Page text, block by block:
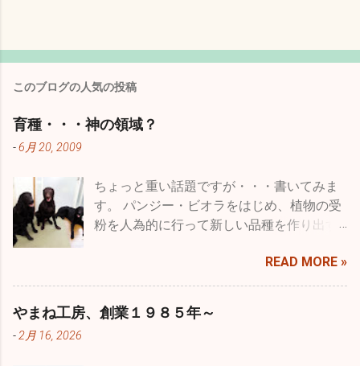
このブログの人気の投稿
育種・・・神の領域？
-6月 20, 2009
ちょっと重い話題ですが・・・書いてみま
す。 パンジー・ビオラをはじめ、植物の受
粉を人為的に行って新しい品種を作り出す
が、専門用語に育種という言葉がありま
す。 種を育てると書きますが、要は受粉を
した種を播いて結果を品種として固まるま
で受粉・採種・育苗を繰り返すことをいい
READ MORE »
やまね工房、創業１９８５年～
-2月 16, 2026